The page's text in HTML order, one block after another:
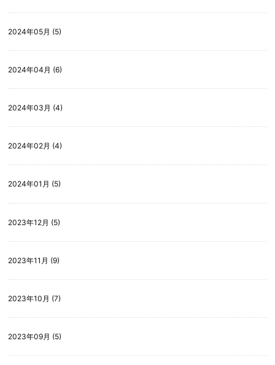
2024年05月 (5)
2024年04月 (6)
2024年03月 (4)
2024年02月 (4)
2024年01月 (5)
2023年12月 (5)
2023年11月 (9)
2023年10月 (7)
2023年09月 (5)